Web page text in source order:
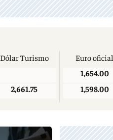
Dólar Turismo
2,661.75
Euro oficial
1,654.00
1,598.00